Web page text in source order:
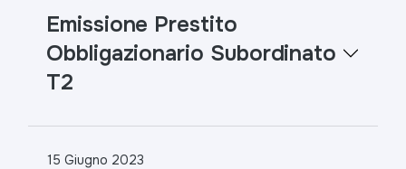
Emissione Prestito
Obbligazionario Subordinato
T2
15 Giugno 2023